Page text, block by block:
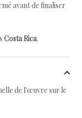
avant de finaliser
Costa Rica.
de l'œuvre sur le